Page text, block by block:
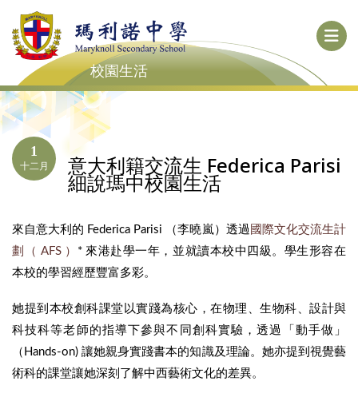
校園生活
1
十二月 意大利籍交流生 Federica Parisi
細說瑪中校園生活
來自意大利的 Federica Parisi （李曉嵐）透過 國際文化交流生計
劃（ AFS ） * 來港赴學一年，並就讀本校中四級。學生形容在
本校的學習經歷豐富多彩。
她提到本校創科課堂以實踐為核心，在物理、生物科、設計與
科技科等老師的指導下參與不同創科實驗，透過「動手做」
（Hands-on) 讓她親身實踐書本的知識及理論。她亦提到視覺藝
術科的課堂讓她深刻了解中西藝術文化的差異。